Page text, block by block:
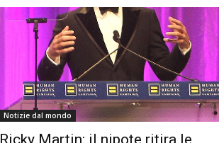
Notizie dal mondo
Ricky Martin: il nipote ritira le